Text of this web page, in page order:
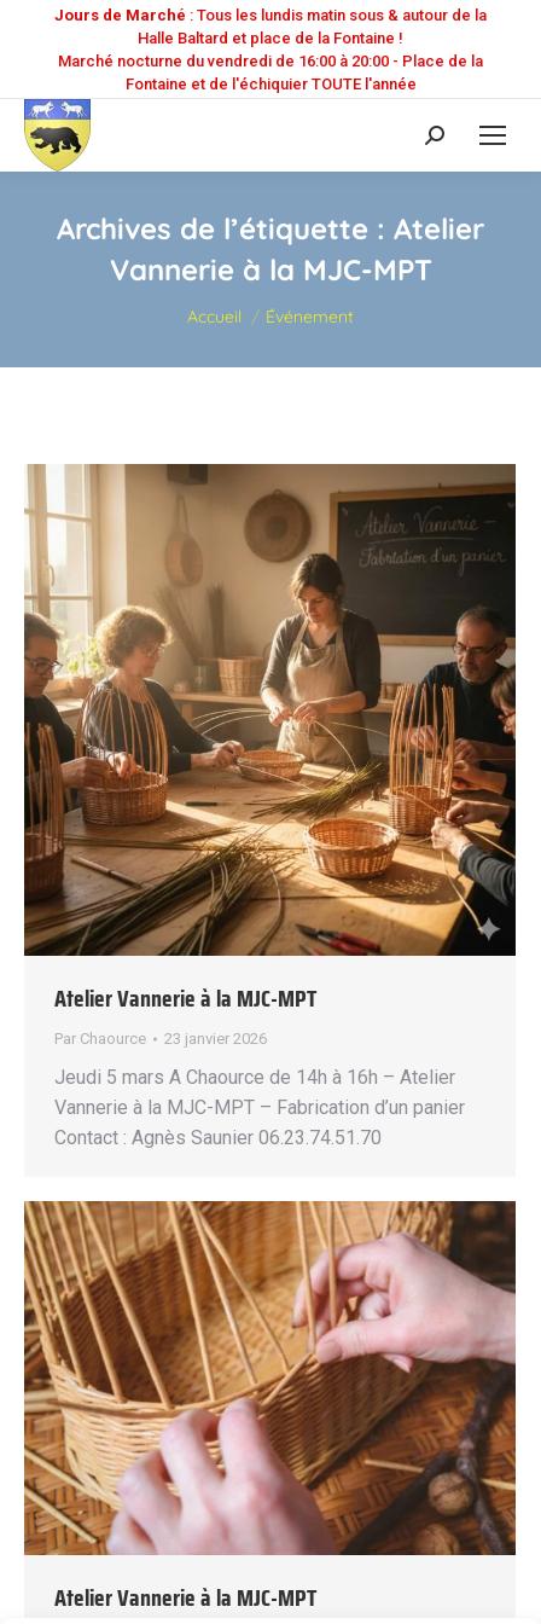
Jours de Marché : Tous les lundis matin sous & autour de la
Halle Baltard et place de la Fontaine !
Marché nocturne du vendredi de 16:00 à 20:00 - Place de la
Fontaine et de l'échiquier TOUTE l'année
Recherche
:
Archives de l’étiquette : Atelier
Vannerie à la MJC-MPT
Vous êtes ici :
Accueil Événement
Atelier Vannerie à la MJC-MPT
Par Chaource 23 janvier 2026
Jeudi 5 mars A Chaource de 14h à 16h – Atelier
Vannerie à la MJC-MPT – Fabrication d’un panier
Contact : Agnès Saunier 06.23.74.51.70
Atelier Vannerie à la MJC-MPT